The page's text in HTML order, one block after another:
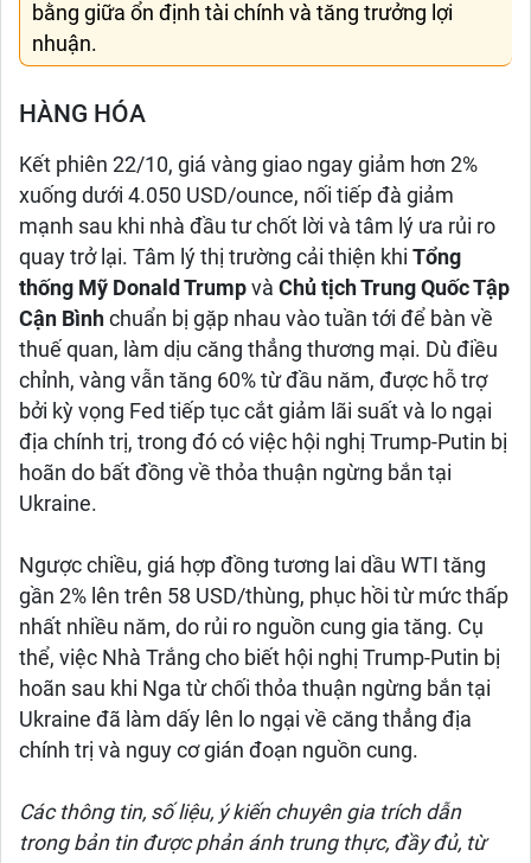
bằng giữa ổn định tài chính và tăng trưởng lợi
nhuận.
HÀNG HÓA
Kết phiên 22/10, giá vàng giao ngay giảm hơn 2%
xuống dưới 4.050 USD/ounce, nối tiếp đà giảm
mạnh sau khi nhà đầu tư chốt lời và tâm lý ưa rủi ro
quay trở lại. Tâm lý thị trường cải thiện khi Tổng
thống Mỹ Donald Trump và Chủ tịch Trung Quốc Tập
Cận Bình chuẩn bị gặp nhau vào tuần tới để bàn về
thuế quan, làm dịu căng thẳng thương mại. Dù điều
chỉnh, vàng vẫn tăng 60% từ đầu năm, được hỗ trợ
bởi kỳ vọng Fed tiếp tục cắt giảm lãi suất và lo ngại
địa chính trị, trong đó có việc hội nghị Trump-Putin bị
hoãn do bất đồng về thỏa thuận ngừng bắn tại
Ukraine.
Ngược chiều, giá hợp đồng tương lai dầu WTI tăng
gần 2% lên trên 58 USD/thùng, phục hồi từ mức thấp
nhất nhiều năm, do rủi ro nguồn cung gia tăng. Cụ
thể, việc Nhà Trắng cho biết hội nghị Trump-Putin bị
hoãn sau khi Nga từ chối thỏa thuận ngừng bắn tại
Ukraine đã làm dấy lên lo ngại về căng thẳng địa
chính trị và nguy cơ gián đoạn nguồn cung.
Các thông tin, số liệu, ý kiến chuyên gia trích dẫn
trong bản tin được phản ánh trung thực, đầy đủ, từ